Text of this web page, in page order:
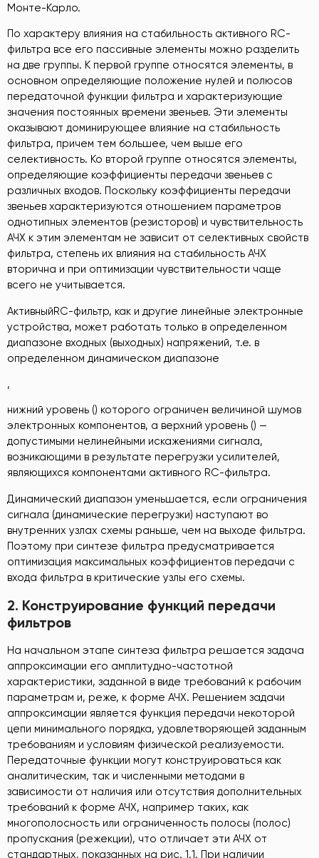
Монте-Карло.
По характеру влияния на стабильность активного RC-
фильтра все его пассивные элементы можно разделить
на две группы. К первой группе относятся элементы, в
основном определяющие положение нулей и полюсов
передаточной функции фильтра и характеризующие
значения постоянных времени звеньев. Эти элементы
оказывают доминирующее влияние на стабильность
фильтра, причем тем большее, чем выше его
селективность. Ко второй группе относятся элементы,
определяющие коэффициенты передачи звеньев с
различных входов. Поскольку коэффициенты передачи
звеньев характеризуются отношением параметров
однотипных элементов (резисторов) и чувствительность
АЧХ к этим элементам не зависит от селективных свойств
фильтра, степень их влияния на стабильность АЧХ
вторична и при оптимизации чувствительности чаще
всего не учитывается.
АктивныйRC-фильтр, как и другие линейные электронные
устройства, может работать только в определенном
диапазоне входных (выходных) напряжений, т.е. в
определенном динамическом диапазоне
,
нижний уровень () которого ограничен величиной шумов
электронных компонентов, а верхний уровень () —
допустимыми нелинейными искажениями сигнала,
возникающими в результате перегрузки усилителей,
являющихся компонентами активного RC-фильтра.
Динамический диапазон уменьшается, если ограничения
сигнала (динамические перегрузки) наступают во
внутренних узлах схемы раньше, чем на выходе фильтра.
Поэтому при синтезе фильтра предусматривается
оптимизация максимальных коэффициентов передачи с
входа фильтра в критические узлы его схемы.
2. Конструирование функций передачи
фильтров
На начальном этапе синтеза фильтра решается задача
аппроксимации его амплитудно-частотной
характеристики, заданной в виде требований к рабочим
параметрам и, реже, к форме АЧХ. Решением задачи
аппроксимации является функция передачи некоторой
цепи минимального порядка, удовлетворяющей заданным
требованиям и условиям физической реализуемости.
Передаточные функции могут конструироваться как
аналитическим, так и численными методами в
зависимости от наличия или отсутствия дополнительных
требований к форме АЧХ, например таких, как
многополосность или ограниченность полосы (полос)
пропускания (режекции), что отличает эти АЧХ от
стандартных, показанных на рис. 1.1. При наличии